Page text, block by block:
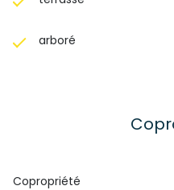
arboré
Copropriété